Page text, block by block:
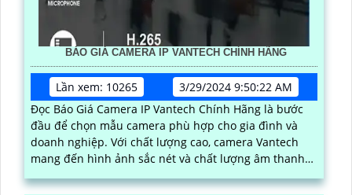
BÁO GIÁ CAMERA IP VANTECH CHÍNH HÃNG
Lần xem: 10265
3/29/2024 9:50:22 AM
Đọc Báo Giá Camera IP Vantech Chính Hãng là bước
đầu để chọn mẫu camera phù hợp cho gia đình và
doanh nghiệp. Với chất lượng cao, camera Vantech
mang đến hình ảnh sắc nét và chất lượng âm thanh